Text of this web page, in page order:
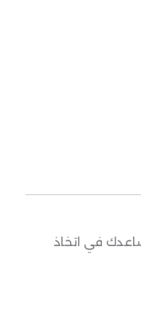
في اتخاذ